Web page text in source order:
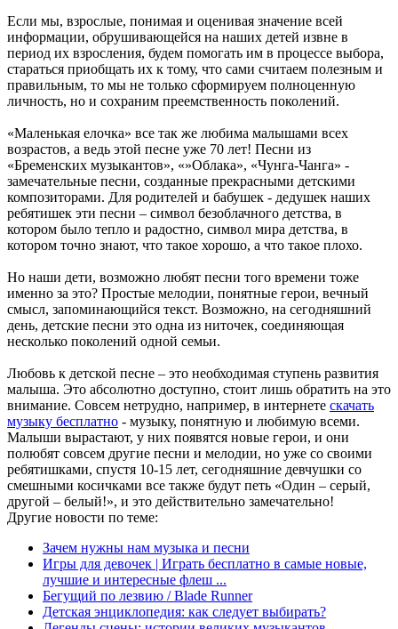
Если мы, взрослые, понимая и оценивая значение всей
информации, обрушивающейся на наших детей извне в
период их взросления, будем помогать им в процессе выбора,
стараться приобщать их к тому, что сами считаем полезным и
правильным, то мы не только сформируем полноценную
личность, но и сохраним преемственность поколений.
«Маленькая елочка» все так же любима малышами всех
возрастов, а ведь этой песне уже 70 лет! Песни из
«Бременских музыкантов», «»Облака», «Чунга-Чанга» -
замечательные песни, созданные прекрасными детскими
композиторами. Для родителей и бабушек - дедушек наших
ребятишек эти песни – символ безоблачного детства, в
котором было тепло и радостно, символ мира детства, в
котором точно знают, что такое хорошо, а что такое плохо.
Но наши дети, возможно любят песни того времени тоже
именно за это? Простые мелодии, понятные герои, вечный
смысл, запоминающийся текст. Возможно, на сегодняшний
день, детские песни это одна из ниточек, соединяющая
несколько поколений одной семьи.
Любовь к детской песне – это необходимая ступень развития
малыша. Это абсолютно доступно, стоит лишь обратить на это
внимание. Совсем нетрудно, например, в интернете скачать
музыку бесплатно - музыку, понятную и любимую всеми.
Малыши вырастают, у них появятся новые герои, и они
полюбят совсем другие песни и мелодии, но уже со своими
ребятишками, спустя 10-15 лет, сегодняшние девчушки со
смешными косичками все также будут петь «Один – серый,
другой – белый!», и это действительно замечательно!
Другие новости по теме:
Зачем нужны нам музыка и песни
Игры для девочек | Играть бесплатно в самые новые,
лучшие и интересные флеш ...
Бегущий по лезвию / Blade Runner
Детская энциклопедия: как следует выбирать?